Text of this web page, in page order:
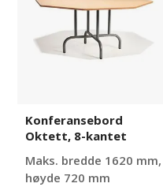
kantet
Konferansebord
Oktett, 8-kantet
Maks. bredde 1620 mm,
høyde 720 mm